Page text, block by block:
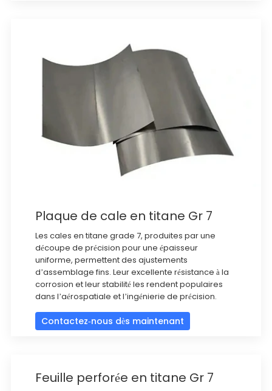
Plaque de cale en titane Gr 7
Les cales en titane grade 7, produites par une
découpe de précision pour une épaisseur
uniforme, permettent des ajustements
d’assemblage fins. Leur excellente résistance à la
corrosion et leur stabilité les rendent populaires
dans l’aérospatiale et l’ingénierie de précision.
Contactez-nous dès maintenant
Feuille perforée en titane Gr 7